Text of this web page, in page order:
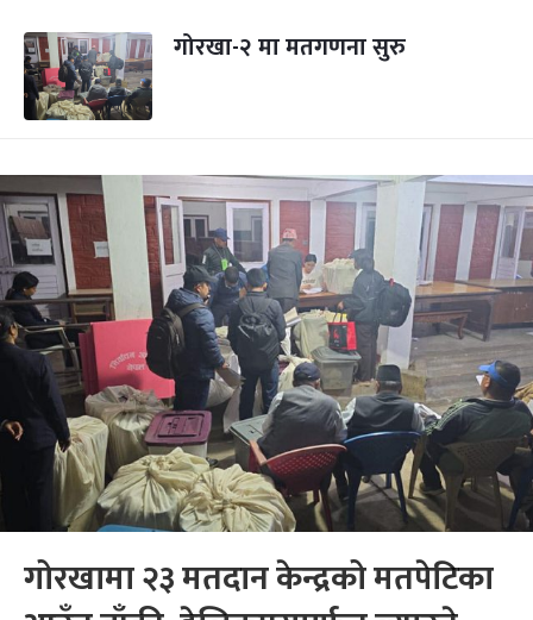
गोरखा-२ मा मतगणना सुरु
गोरखामा २३ मतदान केन्द्रको मतपेटिका